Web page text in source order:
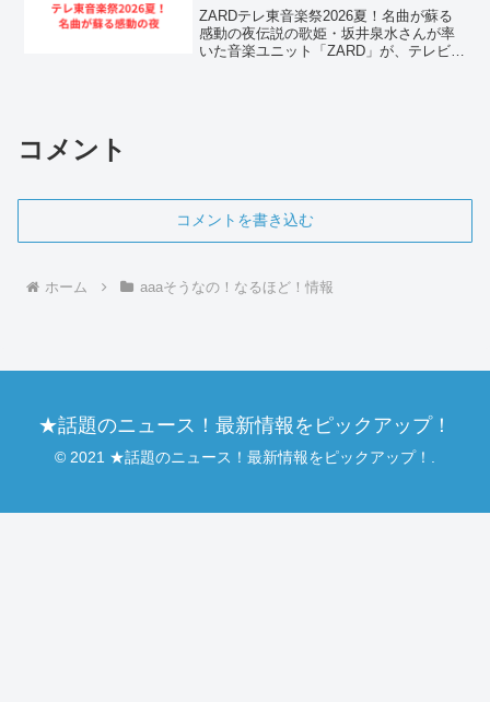
ZARDテレ東音楽祭2026夏！名曲が蘇る
感動の夜伝説の歌姫・坂井泉水さんが率
いた音楽ユニット「ZARD」が、テレビ東
コメント
コメントを書き込む
ホーム aaaそうなの！なるほど！情報
★話題のニュース！最新情報をピックアップ！
© 2021 ★話題のニュース！最新情報をピックアップ！.